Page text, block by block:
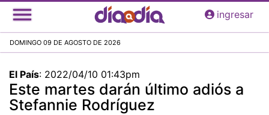
Pasar
al
principal
ingresar
DOMINGO 09 DE AGOSTO DE 2026
El País: 2022/04/10 01:43pm
Este martes darán último adiós a
Stefannie Rodríguez